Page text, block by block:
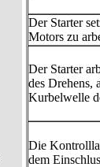
Der Starter
Motors zu
Der Starter
des Drehens,
Kurbelwelle
Die
dem